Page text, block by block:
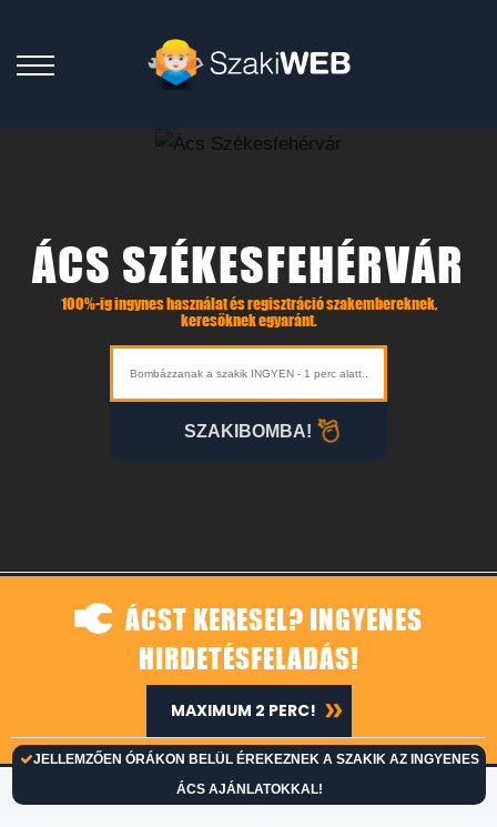
ÁCS SZÉKESFEHÉRVÁR
100%-ig ingynes használat és regisztráció szakembereknek,
keresőknek egyaránt.
SZAKIBOMBA!
ÁCST KERESEL? INGYENES
HIRDETÉSFELADÁS!
JELLEMZŐEN ÓRÁKON BELÜL ÉREKEZNEK A SZAKIK AZ INGYENES
ÁCS AJÁNLATOKKAL!
MAXIMUM 2 PERC!